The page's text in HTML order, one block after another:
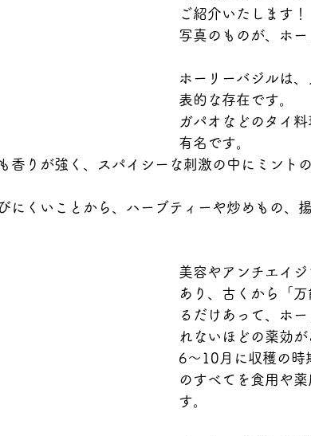
ご紹介いたします！
写真のものが、ホー
ホーリーバジルは
表的な存在です。
ガパオなどのタイ
有名です。
香りが強く、スパイシーな刺激の中にミント
にくいことから、ハーブティーや炒めもの、
美容やアンチエイ
あり、古くから「
るだけあって、ホ
れないほどの薬効が
6～10月に収穫の時
のすべてを食用や
す。